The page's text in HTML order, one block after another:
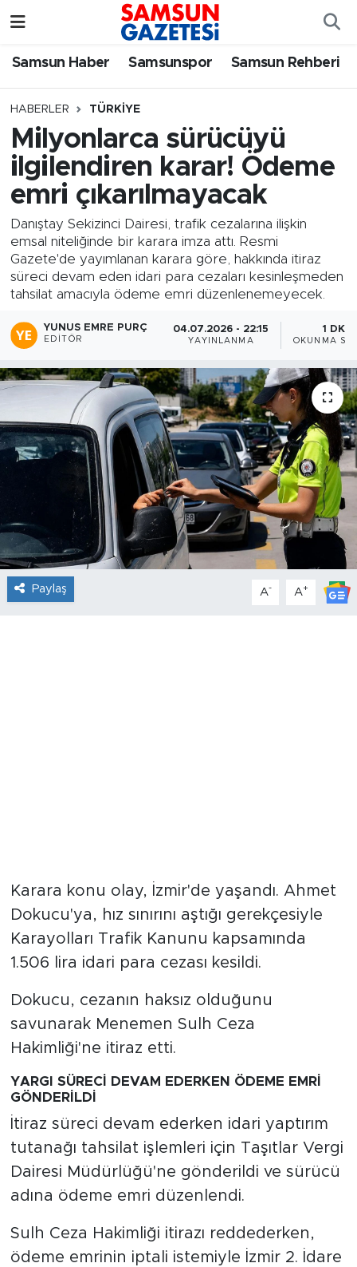
Samsun Haber Samsunspor Samsun Rehberi
HABERLER TÜRKIYE
Milyonlarca sürücüyü
ilgilendiren karar! Ödeme
emri çıkarılmayacak
Danıştay Sekizinci Dairesi, trafik cezalarına ilişkin
emsal niteliğinde bir karara imza attı. Resmi
Gazete'de yayımlanan karara göre, hakkında itiraz
süreci devam eden idari para cezaları kesinleşmeden
tahsilat amacıyla ödeme emri düzenlenemeyecek.
YUNUS EMRE PURÇ
EDITÖR
04.07.2026 - 22:15
YAYINLANMA
1 DK
OKUNMA
Paylaş A- A+
Karara konu olay, İzmir'de yaşandı. Ahmet
Dokucu'ya, hız sınırını aştığı gerekçesiyle
Karayolları Trafik Kanunu kapsamında
1.506 lira idari para cezası kesildi.
Dokucu, cezanın haksız olduğunu
savunarak Menemen Sulh Ceza
Hakimliği'ne itiraz etti.
YARGI SÜRECİ DEVAM EDERKEN ÖDEME EMRİ
GÖNDERİLDİ
İtiraz süreci devam ederken idari yaptırım
tutanağı tahsilat işlemleri için Taşıtlar Vergi
Dairesi Müdürlüğü'ne gönderildi ve sürücü
adına ödeme emri düzenlendi.
Sulh Ceza Hakimliği itirazı reddederken,
ödeme emrinin iptali istemiyle İzmir 2. İdare
Samsun Haber
Samsunspor
Samsun Rehberi
Resmi İlanlar
Samsun Nöbetçi Eczaneler
Samsun Hava Durumu
SAMSUN Namaz Vakitleri
Samsun Trafik Yoğunluk Haritası
Süper Lig Puan Durumu ve Fikstür
Tüm Manşetler
Son Dakika Haberleri
Haber Arşivi